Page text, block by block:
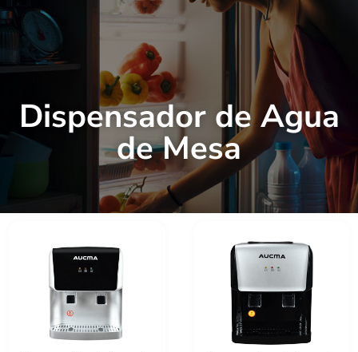
Dispensador de Agua
de Mesa